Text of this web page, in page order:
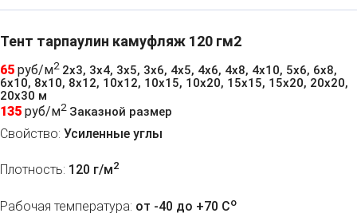
Тент тарпаулин камуфляж 120 гм2
65 руб/м2 2х3, 3х4, 3х5, 3х6, 4х5, 4х6, 4х8, 4х10, 5х6, 6х8,
6х10, 8х10, 8х12, 10х12, 10х15, 10х20, 15х15, 15х20, 20х20,
20х30 м
135 руб/м2 Заказной размер
Свойство: Усиленные углы
Плотность: 120 г/м2
Рабочая температура: от -40 до +70 Co